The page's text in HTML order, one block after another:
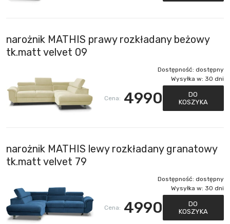
narożnik MATHIS prawy rozkładany beżowy
tk.matt velvet 09
Dostępność: dostępny
Wysyłka w: 30 dni
Cena: 4990
DO
KOSZYKA
narożnik MATHIS lewy rozkładany granatowy
tk.matt velvet 79
Dostępność: dostępny
Wysyłka w: 30 dni
Cena: 4990
DO
KOSZYKA